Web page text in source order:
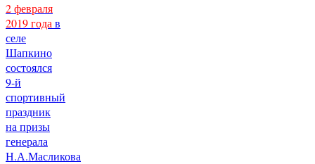
2 февраля
2019 года в
селе
Шапкино
состоялся
9-й
спортивный
праздник
на призы
генерала
Н.А.Масликова